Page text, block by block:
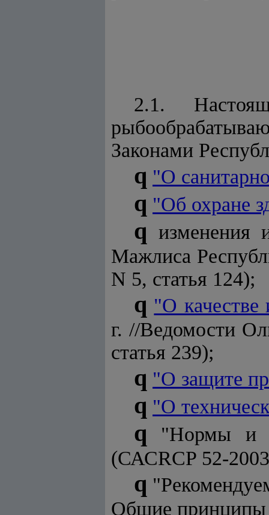
2.1.
Законами
q "О
q "Об охране
q изменения
Мажлиса
N 5, статья 124);
q "О качестве
г. //Ведомости
статья 239);
q "О защите
q "О
q
"Нормы и
(САСRCP 52-
q
Общие принципы